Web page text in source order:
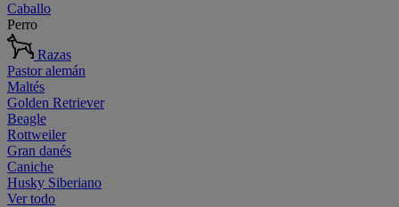
Caballo
Perro
Razas
Pastor alemán
Maltés
Golden Retriever
Beagle
Rottweiler
Gran danés
Caniche
Husky Siberiano
Ver todo